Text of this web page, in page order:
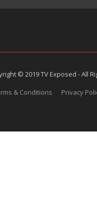
© 2019 TV Exposed - All
& Conditions
Privacy